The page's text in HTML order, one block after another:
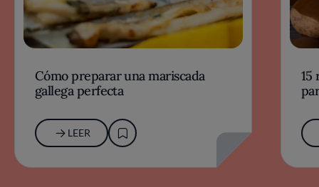
Cómo preparar una mariscada
gallega perfecta
LEER
15